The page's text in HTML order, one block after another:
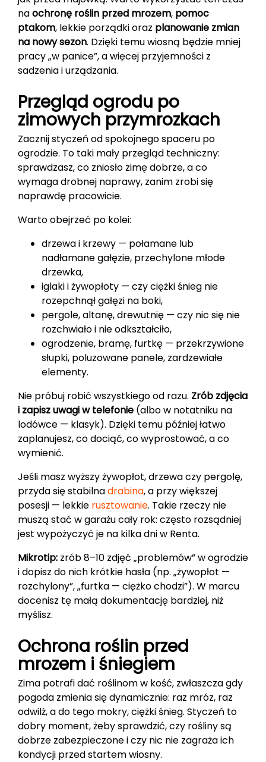
naochronę roślin przed mrozem, pomoc
ptakom, lekkie porządki oraz planowanie zmian
na nowy sezon. Dzięki temu wiosną będzie mniej
pracy „w panice”, a więcej przyjemności z
sadzenia i urządzania.
Przegląd ogrodu po
zimowych przymrozkach
Zacznij styczeń od spokojnego spaceru po
ogrodzie. To taki mały przegląd techniczny:
sprawdzasz, co zniosło zimę dobrze, a co
wymaga drobnej naprawy, zanim zrobi się
naprawdę pracowicie.
Warto obejrzeć po kolei:
drzewa i krzewy — połamane lub
nadłamane gałęzie, przechylone młode
drzewka,
iglaki i żywopłoty — czy ciężki śnieg nie
rozepchnął gałęzi na boki,
pergole, altanę, drewutnię — czy nic się nie
rozchwiało i nie odkształciło,
ogrodzenie, bramę, furtkę — przekrzywione
słupki, poluzowane panele, zardzewiałe
elementy.
Nie próbuj robić wszystkiego od razu. Zrób zdjęcia
i zapisz uwagi w telefonie (albo w notatniku na
lodówce — klasyk). Dzięki temu później łatwo
zaplanujesz, co dociąć, co wyprostować, a co
wymienić.
Jeśli masz wyższy żywopłot, drzewa czy pergolę,
przyda się stabilnadrabina, a przy większej
posesji — lekkie rusztowanie. Takie rzeczy nie
muszą stać w garażu cały rok: często rozsądniej
jest wypożyczyć je na kilka dni w Renta.
Mikrotip: zrób 8–10 zdjęć „problemów” w ogrodzie
i dopisz do nich krótkie hasła (np. „żywopłot —
rozchylony”, „furtka — ciężko chodzi”). W marcu
docenisz tę małą dokumentację bardziej, niż
myślisz.
Ochrona roślin przed
mrozem i śniegiem
Zima potrafi dać roślinom w kość, zwłaszcza gdy
pogoda zmienia się dynamicznie: raz mróz, raz
odwilż, a do tego mokry, ciężki śnieg. Styczeń to
dobry moment, żeby sprawdzić, czy rośliny są
dobrze zabezpieczone i czy nic nie zagraża ich
kondycji przed startem wiosny.